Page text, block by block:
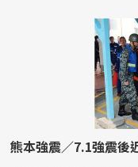
熊本強震／7.1強震後